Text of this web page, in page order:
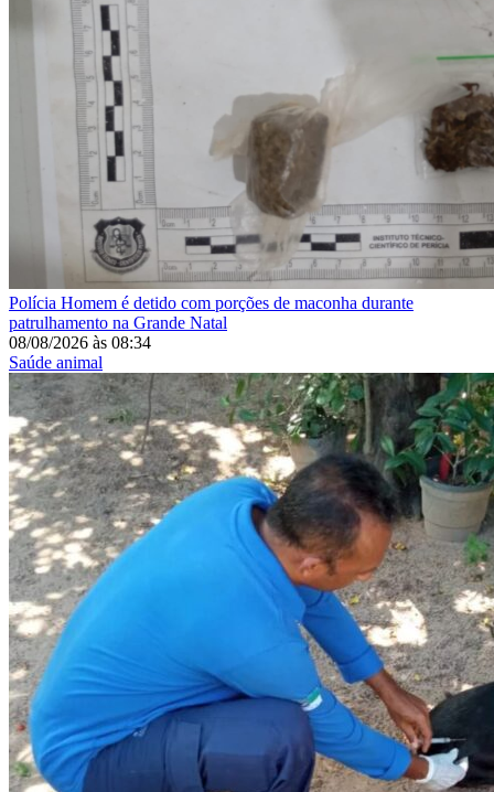
Polícia Homem é detido com porções de maconha durante
patrulhamento na Grande Natal
08/08/2026 às 08:34
Saúde animal